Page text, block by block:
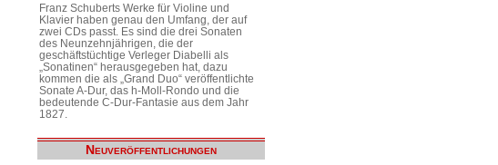
Franz Schuberts Werke für Violine und
Klavier haben genau den Umfang, der auf
zwei CDs passt. Es sind die drei Sonaten
des Neunzehnjährigen, die der
geschäftstüchtige Verleger Diabelli als
„Sonatinen“ herausgegeben hat, dazu
kommen die als „Grand Duo“ veröffentlichte
Sonate A-Dur, das h-Moll-Rondo und die
bedeutende C-Dur-Fantasie aus dem Jahr
1827.
Neuveröffentlichungen